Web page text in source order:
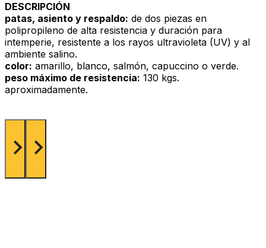
DESCRIPCIÓN
patas, asiento y respaldo: de dos piezas en
polipropileno de alta resistencia y duración para
intemperie, resistente a los rayos ultravioleta (UV) y al
ambiente salino.
color: amarillo, blanco, salmón, capuccino o verde.
peso máximo de resistencia: 130 kgs.
aproximadamente.